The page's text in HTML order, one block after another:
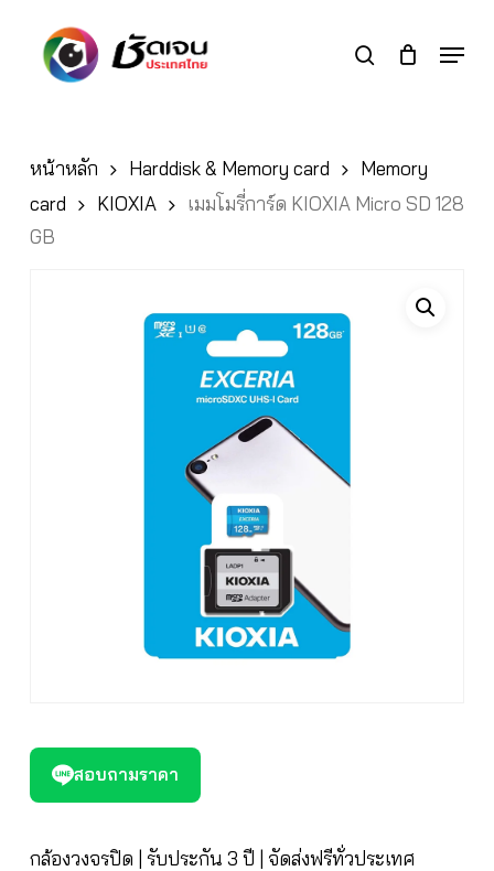
search Menu
หน้าหลัก Harddisk & Memory card
Memory
card
KIOXIA
เมมโมรี่การ์ด KIOXIA Micro SD 128
GB
สอบถามราคา
กล้องวงจรปิด | รับประกัน 3 ปี | จัดส่งฟรีทั่วประเทศ
Close